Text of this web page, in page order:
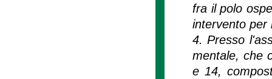
fra il polo
intervento per
4. Presso
mentale, che
e 14,